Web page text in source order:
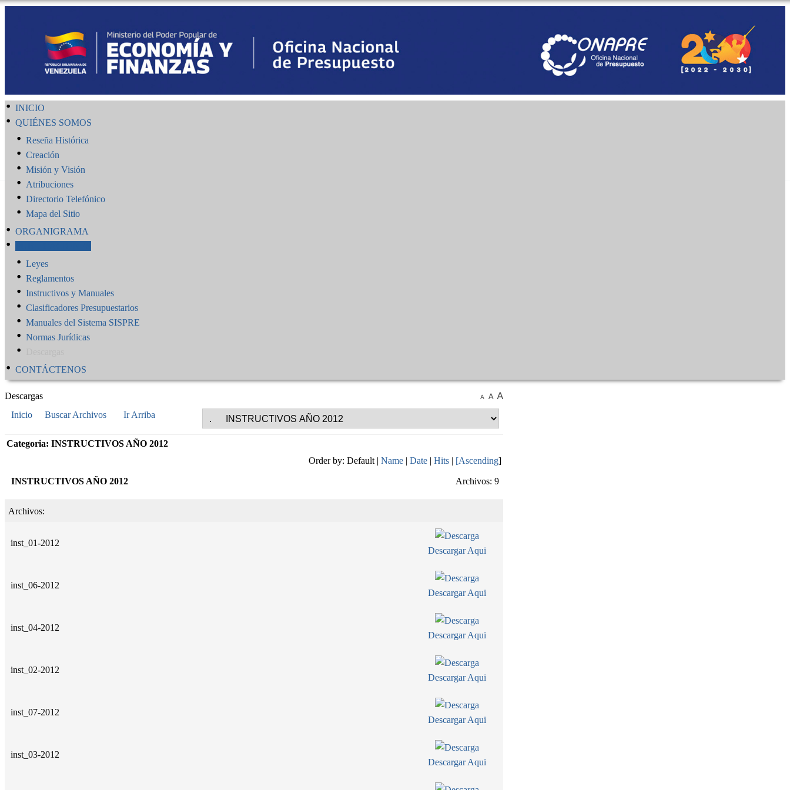
INICIO
QUIÉNES SOMOS
Reseña Histórica
Creación
Misión y Visión
Atribuciones
Directorio Telefónico
Mapa del Sitio
ORGANIGRAMA
Leyes
Reglamentos
Instructivos y Manuales
Clasificadores Presupuestarios
Manuales del Sistema SISPRE
Normas Jurídicas
CONTÁCTENOS
Descargas
Inicio
Buscar Archivos Ir Arriba
Categoria: INSTRUCTIVOS AÑO 2012
Order by: Default | Name | Date | Hits | [Ascending]
INSTRUCTIVOS AÑO 2012 Archivos: 9
Archivos:
inst_01-2012
Descargar Aqui
inst_06-2012
Descargar Aqui
inst_04-2012
Descargar Aqui
inst_02-2012
Descargar Aqui
inst_07-2012
Descargar Aqui
inst_03-2012
Descargar Aqui